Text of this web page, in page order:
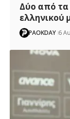
Δύο από τα
PAOKDAY 6